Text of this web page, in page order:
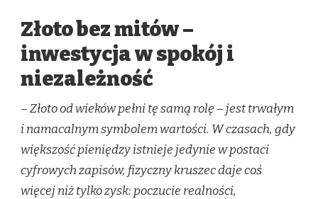
Złoto bez mitów –
inwestycja w spokój i
niezależność
– Złoto od wieków pełni tę samą rolę – jest trwałym
i namacalnym symbolem wartości. W czasach, gdy
większość pieniędzy istnieje jedynie w postaci
cyfrowych zapisów, fizyczny kruszec daje coś
więcej niż tylko zysk: poczucie realności,